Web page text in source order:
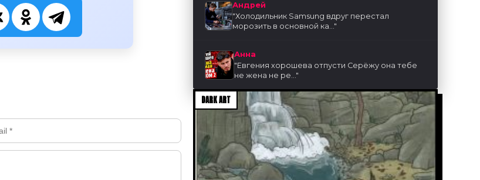
Андрей
"Холодильник Samsung вдруг перестал
морозить в основной ка..."
Анна
"Евгения хорошева отпусти Серёжу она тебе
не жена не ре..."
DARK ART